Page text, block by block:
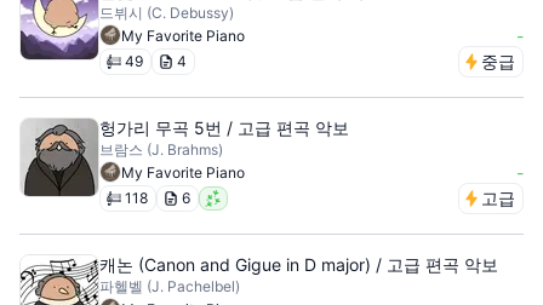
드뷔시 (C. Debussy)
My Favorite Piano
-
49 4 중급
헝가리 무곡 5번 / 고급 편곡 악보
브람스 (J. Brahms)
My Favorite Piano
-
118 6 고급
캐논 (Canon and Gigue in D major) / 고급 편곡 악보
파헬벨 (J. Pachelbel)